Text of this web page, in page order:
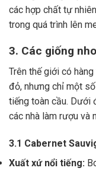
các hợp chất tự
trong quá trình lên
3. Các giống
Trên thế giới có
đỏ, nhưng chỉ một
tiếng toàn cầu. Dưới
các nhà làm rượu và
3.1 Cabernet
Xuất xứ nổi tiếng: